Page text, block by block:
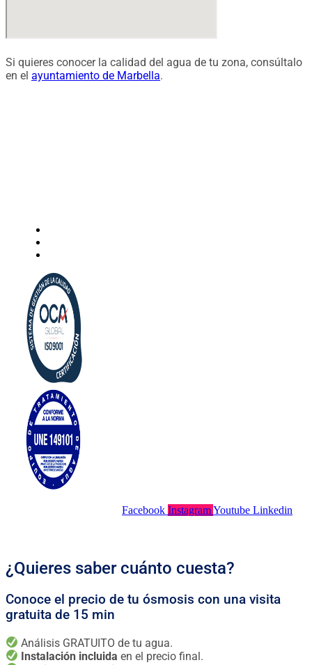
Si quieres conocer la calidad del agua de tu zona, consúltalo
en el ayuntamiento de Marbella.
Facebook InstagramYoutube Linkedin
¿Quieres saber cuánto cuesta?
Conoce el precio de tu ósmosis con una visita
gratuita de 15 min
Análisis GRATUITO de tu agua.
Instalación incluida en el precio final.